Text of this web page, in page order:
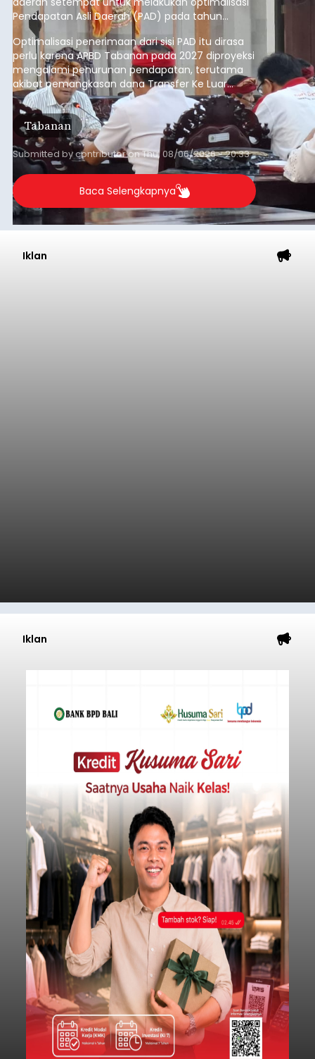
Pendapatan Asli Daerah (PAD) pada tahun
anggaran 2027.
Optimalisasi penerimaan dari sisi PAD itu dirasa
perlu karena APBD Tabanan pada 2027 diproyeksi
mengalami penurunan pendapatan, terutama
akibat pemangkasan dana Transfer Ke Luar
Daerah (TKD) dari pemerintah pusat.
Tabanan
Submitted bycontributoronThu, 08/06/2026 - 20:33
Baca Selengkapnya
Iklan
Iklan